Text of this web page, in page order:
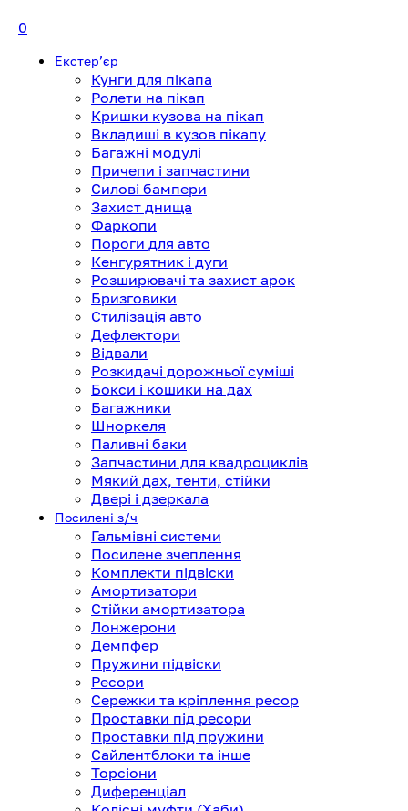
0
Екстерʼєр
Кунги для пікапа
Ролети на пікап
Кришки кузова на пікап
Вкладиші в кузов пікапу
Багажні модулі
Причепи і запчастини
Силові бампери
Захист днища
Фаркопи
Пороги для авто
Кенгурятник і дуги
Розширювачі та захист арок
Бризговики
Стилізація авто
Дефлектори
Відвали
Розкидачі дорожньої суміші
Бокси і кошики на дах
Багажники
Шноркеля
Паливні баки
Запчастини для квадроциклів
Мякий дах, тенти, стійки
Двері і дзеркала
Посилені з/ч
Гальмівні системи
Посилене зчеплення
Комплекти підвіски
Амортизатори
Стійки амортизатора
Лонжерони
Демпфер
Пружини підвіски
Ресори
Сережки та кріплення ресор
Проставки під ресори
Проставки під пружини
Сайлентблоки та інше
Торсіони
Диференціал